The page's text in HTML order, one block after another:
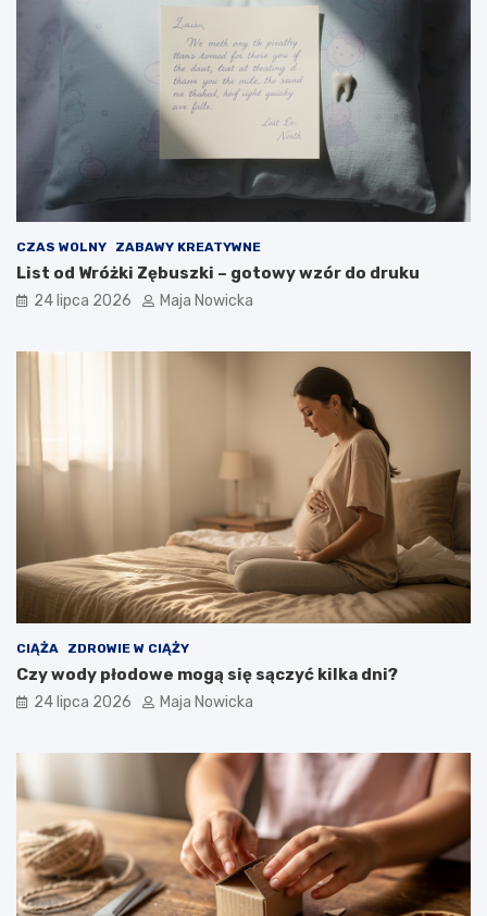
CZAS WOLNY ZABAWY KREATYWNE
List od Wróżki Zębuszki – gotowy wzór do druku
24 lipca 2026 Maja Nowicka
CIĄŻA ZDROWIE W CIĄŻY
Czy wody płodowe mogą się sączyć kilka dni?
24 lipca 2026 Maja Nowicka